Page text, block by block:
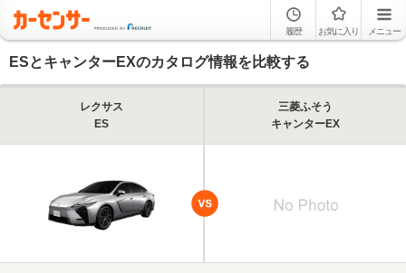
履歴 お気に入り メニュー
ESとキャンターEXのカタログ情報を比較する
レクサス
ES
三菱ふそう
キャンターEX